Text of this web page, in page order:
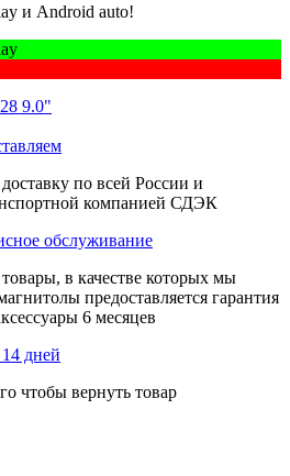
и Android auto!
9.0"
по всей России и
компанией СДЭК
обслуживание
в качестве которых мы
предоставляется гарантия
6 месяцев
дней
чтобы вернуть товар